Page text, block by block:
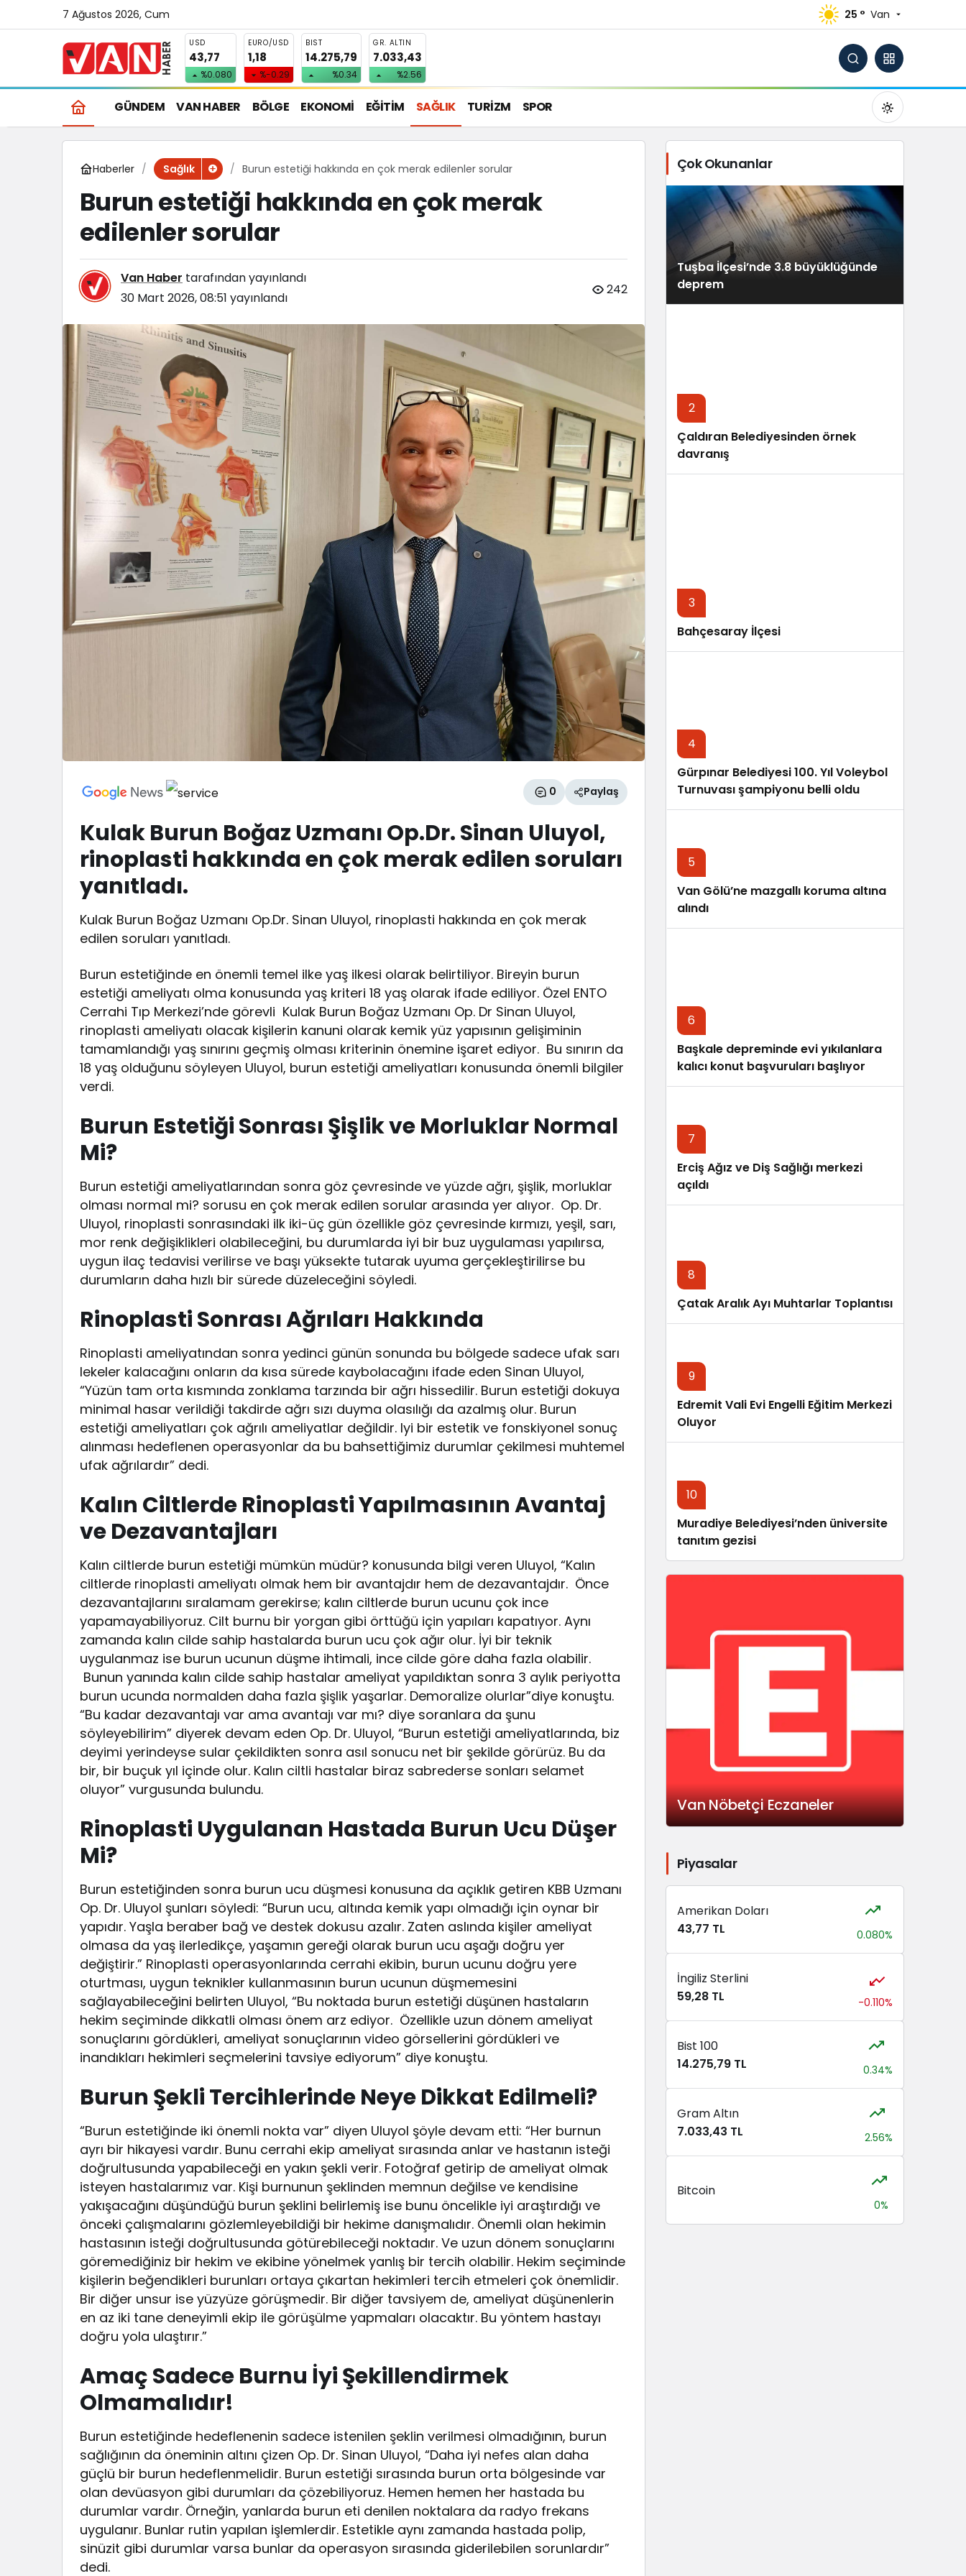
7 Ağustos 2026, Cum 25 ° Van
USD
43,77
%0.080
EURO/USD
1,18
%-0.29
BIST
14.275,79
%0.34
GR. ALTIN
7.033,43
%2.56
GÜNDEM VAN HABER BÖLGE EKONOMİ EĞİTİM SAĞLIK TURİZM SPOR
Gündüz Modu
Gündüz modunu seçin.
Haberler Sağlık Burun estetiği hakkında en çok merak edilenler sorular
Burun estetiği hakkında en çok merak
edilenler sorular
Van Haber tarafından yayınlandı
30 Mart 2026, 08:51 yayınlandı
242
0 Paylaş
Kulak Burun Boğaz Uzmanı Op.Dr. Sinan Uluyol,
rinoplasti hakkında en çok merak edilen soruları
yanıtladı.
Kulak Burun Boğaz Uzmanı Op.Dr. Sinan Uluyol, rinoplasti hakkında en çok merak
edilen soruları yanıtladı.
Burun estetiğinde en önemli temel ilke yaş ilkesi olarak belirtiliyor. Bireyin burun
estetiği ameliyatı olma konusunda yaş kriteri 18 yaş olarak ifade ediliyor. Özel ENTO
Cerrahi Tıp Merkezi’nde görevli Kulak Burun Boğaz Uzmanı Op. Dr Sinan Uluyol,
rinoplasti ameliyatı olacak kişilerin kanuni olarak kemik yüz yapısının gelişiminin
tamamlandığı yaş sınırını geçmiş olması kriterinin önemine işaret ediyor. Bu sınırın da
18 yaş olduğunu söyleyen Uluyol, burun estetiği ameliyatları konusunda önemli bilgiler
verdi.
Burun Estetiği Sonrası Şişlik ve Morluklar Normal
Mi?
Burun estetiği ameliyatlarından sonra göz çevresinde ve yüzde ağrı, şişlik, morluklar
olması normal mi? sorusu en çok merak edilen sorular arasında yer alıyor. Op. Dr.
Uluyol, rinoplasti sonrasındaki ilk iki-üç gün özellikle göz çevresinde kırmızı, yeşil, sarı,
mor renk değişiklikleri olabileceğini, bu durumlarda iyi bir buz uygulaması yapılırsa,
uygun ilaç tedavisi verilirse ve başı yüksekte tutarak uyuma gerçekleştirilirse bu
durumların daha hızlı bir sürede düzeleceğini söyledi.
Rinoplasti Sonrası Ağrıları Hakkında
Rinoplasti ameliyatından sonra yedinci günün sonunda bu bölgede sadece ufak sarı
lekeler kalacağını onların da kısa sürede kaybolacağını ifade eden Sinan Uluyol,
“Yüzün tam orta kısmında zonklama tarzında bir ağrı hissedilir. Burun estetiği dokuya
minimal hasar verildiği takdirde ağrı sızı duyma olasılığı da azalmış olur. Burun
estetiği ameliyatları çok ağrılı ameliyatlar değildir. Iyi bir estetik ve fonskiyonel sonuç
alınması hedeflenen operasyonlar da bu bahsettiğimiz durumlar çekilmesi muhtemel
ufak ağrılardır” dedi.
Kalın Ciltlerde Rinoplasti Yapılmasının Avantaj
ve Dezavantajları
Kalın ciltlerde burun estetiği mümkün müdür? konusunda bilgi veren Uluyol, “Kalın
ciltlerde rinoplasti ameliyatı olmak hem bir avantajdır hem de dezavantajdır. Önce
dezavantajlarını sıralamam gerekirse; kalın ciltlerde burun ucunu çok ince
yapamayabiliyoruz. Cilt burnu bir yorgan gibi örttüğü için yapıları kapatıyor. Aynı
zamanda kalın cilde sahip hastalarda burun ucu çok ağır olur. İyi bir teknik
uygulanmaz ise burun ucunun düşme ihtimali, ince cilde göre daha fazla olabilir.
Bunun yanında kalın cilde sahip hastalar ameliyat yapıldıktan sonra 3 aylık periyotta
burun ucunda normalden daha fazla şişlik yaşarlar. Demoralize olurlar”diye konuştu.
“Bu kadar dezavantajı var ama avantajı var mı? diye soranlara da şunu
söyleyebilirim” diyerek devam eden Op. Dr. Uluyol, “Burun estetiği ameliyatlarında, biz
deyimi yerindeyse sular çekildikten sonra asıl sonucu net bir şekilde görürüz. Bu da
bir, bir buçuk yıl içinde olur. Kalın ciltli hastalar biraz sabrederse sonları selamet
oluyor” vurgusunda bulundu.
Rinoplasti Uygulanan Hastada Burun Ucu Düşer
Mi?
Burun estetiğinden sonra burun ucu düşmesi konusuna da açıklık getiren KBB Uzmanı
Op. Dr. Uluyol şunları söyledi: “Burun ucu, altında kemik yapı olmadığı için oynar bir
yapıdır. Yaşla beraber bağ ve destek dokusu azalır. Zaten aslında kişiler ameliyat
olmasa da yaş ilerledikçe, yaşamın gereği olarak burun ucu aşağı doğru yer
değiştirir.” Rinoplasti operasyonlarında cerrahi ekibin, burun ucunu doğru yere
oturtması, uygun teknikler kullanmasının burun ucunun düşmemesini
sağlayabileceğini belirten Uluyol, “Bu noktada burun estetiği düşünen hastaların
hekim seçiminde dikkatli olması önem arz ediyor. Özellikle uzun dönem ameliyat
sonuçlarını gördükleri, ameliyat sonuçlarının video görsellerini gördükleri ve
inandıkları hekimleri seçmelerini tavsiye ediyorum” diye konuştu.
Burun Şekli Tercihlerinde Neye Dikkat Edilmeli?
“Burun estetiğinde iki önemli nokta var” diyen Uluyol şöyle devam etti: “Her burnun
ayrı bir hikayesi vardır. Bunu cerrahi ekip ameliyat sırasında anlar ve hastanın isteği
doğrultusunda yapabileceği en yakın şekli verir. Fotoğraf getirip de ameliyat olmak
isteyen hastalarımız var. Kişi burnunun şeklinden memnun değilse ve kendisine
yakışacağını düşündüğü burun şeklini belirlemiş ise bunu öncelikle iyi araştırdığı ve
önceki çalışmalarını gözlemleyebildiği bir hekime danışmalıdır. Önemli olan hekimin
hastasının isteği doğrultusunda götürebileceği noktadır. Ve uzun dönem sonuçlarını
göremediğiniz bir hekim ve ekibine yönelmek yanlış bir tercih olabilir. Hekim seçiminde
kişilerin beğendikleri burunları ortaya çıkartan hekimleri tercih etmeleri çok önemlidir.
Bir diğer unsur ise yüzyüze görüşmedir. Bir diğer tavsiyem de, ameliyat düşünenlerin
en az iki tane deneyimli ekip ile görüşülme yapmaları olacaktır. Bu yöntem hastayı
doğru yola ulaştırır.”
Amaç Sadece Burnu İyi Şekillendirmek
Olmamalıdır!
Burun estetiğinde hedeflenenin sadece istenilen şeklin verilmesi olmadığının, burun
sağlığının da öneminin altını çizen Op. Dr. Sinan Uluyol, “Daha iyi nefes alan daha
güçlü bir burun hedeflenmelidir. Burun estetiği sırasında burun orta bölgesinde var
olan devüasyon gibi durumları da çözebiliyoruz. Hemen hemen her hastada bu
durumlar vardır. Örneğin, yanlarda burun eti denilen noktalara da radyo frekans
uygulanır. Bunlar rutin yapılan işlemlerdir. Estetikle aynı zamanda hastada polip,
sinüzit gibi durumlar varsa bunlar da operasyon sırasında giderilebilen sorunlardır”
dedi.
Çok Okunanlar
Tuşba İlçesi’nde 3.8 büyüklüğünde
deprem
2
Çaldıran Belediyesinden örnek
davranış
3
Bahçesaray İlçesi
4
Gürpınar Belediyesi 100. Yıl Voleybol
Turnuvası şampiyonu belli oldu
5
Van Gölü’ne mazgallı koruma altına
alındı
6
Başkale depreminde evi yıkılanlara
kalıcı konut başvuruları başlıyor
7
Erciş Ağız ve Diş Sağlığı merkezi
açıldı
8
Çatak Aralık Ayı Muhtarlar Toplantısı
9
Edremit Vali Evi Engelli Eğitim Merkezi
Oluyor
10
Muradiye Belediyesi’nden üniversite
tanıtım gezisi
Van Nöbetçi Eczaneler
Piyasalar
Amerikan Doları
43,77 TL
0.080%
İngiliz Sterlini
59,28 TL
-0.110%
Bist 100
14.275,79 TL
0.34%
Gram Altın
7.033,43 TL
2.56%
Bitcoin
0%